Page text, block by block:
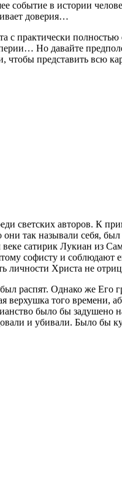
событие в истории
доверия…
практически
Но давайте
представить всю
светских авторов. К
так называли себя,
сатирик Лукиан из
софисту и
Христа не
распят. Однако же Его
того времени,
было бы
и убивали. Было бы